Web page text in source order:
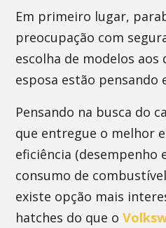
Em primeiro lugar,
preocupação com
escolha de modelos aos
esposa estão pensando
Pensando na busca do
que entregue o melhor
eficiência (desempenho
consumo de
existe opção mais
hatches do que o